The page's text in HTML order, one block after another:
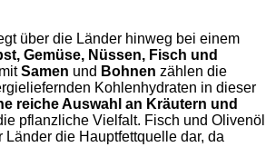
über die Länder hinweg bei einem
Gemüse, Nüssen, Fisch und
Samen und Bohnen zählen die
Kohlenhydraten in dieser
reiche Auswahl an Kräutern und
pflanzliche Vielfalt. Fisch und Olivenöl
die Hauptfettquelle dar, da